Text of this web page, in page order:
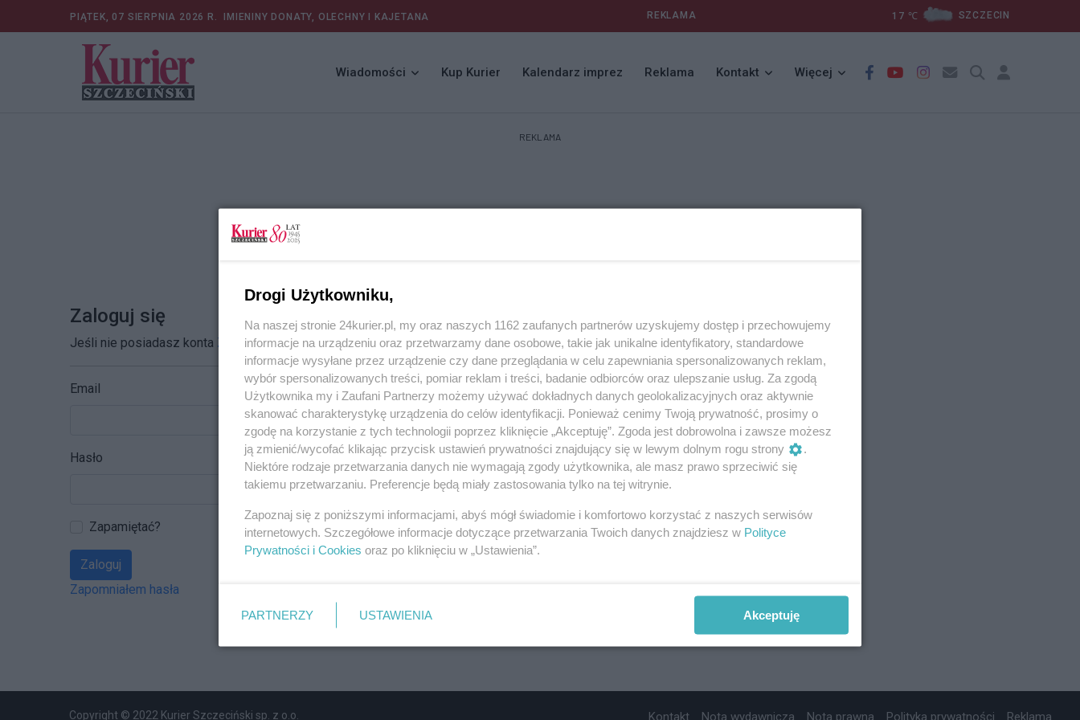
PIĄTEK, 07 SIERPNIA 2026 R. IMIENINY DONATY, OLECHNY I KAJETANA REKLAMA 17 ℃ SZCZECIN
Wiadomości Kup Kurier Kalendarz imprez Reklama Kontakt Więcej
REKLAMA
Zaloguj się
Jeśli nie posiadasz konta Zarejestruj się
Email
Hasło
Zapamiętać?
Zaloguj
Zapomniałem hasła
Copyright © 2022 Kurier Szczeciński sp. z o.o. Kontakt Nota wydawnicza Nota prawna Polityka prywatności Reklama
Drogi Użytkowniku,
Na naszej stronie 24kurier.pl, my oraz naszych 1162 zaufanych partnerów uzyskujemy dostęp i przechowujemy
informacje na urządzeniu oraz przetwarzamy dane osobowe, takie jak unikalne identyfikatory, standardowe
informacje wysyłane przez urządzenie czy dane przeglądania w celu zapewniania spersonalizowanych reklam,
wybór spersonalizowanych treści, pomiar reklam i treści, badanie odbiorców oraz ulepszanie usług. Za zgodą
Użytkownika my i Zaufani Partnerzy możemy używać dokładnych danych geolokalizacyjnych oraz aktywnie
skanować charakterystykę urządzenia do celów identyfikacji. Ponieważ cenimy Twoją prywatność, prosimy o
zgodę na korzystanie z tych technologii poprzez kliknięcie „Akceptuję”. Zgoda jest dobrowolna i zawsze możesz
ją zmienić/wycofać klikając przycisk ustawień prywatności znajdujący się w lewym dolnym rogu strony
.
Niektóre rodzaje przetwarzania danych nie wymagają zgody użytkownika, ale masz prawo sprzeciwić się
takiemu przetwarzaniu. Preferencje będą miały zastosowania tylko na tej witrynie.
Zapoznaj się z poniższymi informacjami, abyś mógł świadomie i komfortowo korzystać z naszych serwisów
internetowych. Szczegółowe informacje dotyczące przetwarzania Twoich danych znajdziesz w Polityce
Prywatności i Cookies oraz po kliknięciu w „Ustawienia”.
PARTNERZY USTAWIENIA Akceptuję